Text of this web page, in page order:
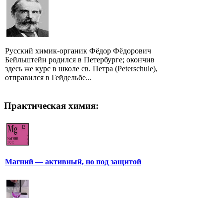
Русский химик-органик Фёдор Фёдорович
Бейльштейн родился в Петербурге; окончив
здесь же курс в школе св. Петра (Peterschule),
отправился в Гейдельбе...
Практическая химия:
Магний — активный, но под защитой